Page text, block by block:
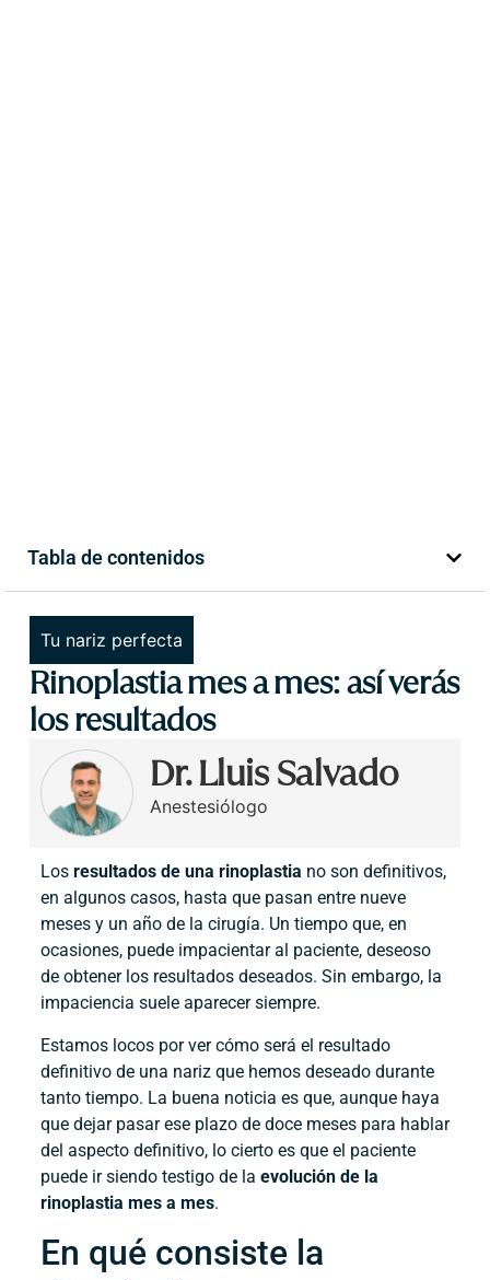
Tabla de contenidos
Tu nariz perfecta
Rinoplastia mes a mes: así verás
los resultados
Dr. Lluis Salvado
Anestesiólogo
Los resultados de una rinoplastia no son definitivos,
en algunos casos, hasta que pasan entre nueve
meses y un año de la cirugía. Un tiempo que, en
ocasiones, puede impacientar al paciente, deseoso
de obtener los resultados deseados. Sin embargo, la
impaciencia suele aparecer siempre.
Estamos locos por ver cómo será el resultado
definitivo de una nariz que hemos deseado durante
tanto tiempo. La buena noticia es que, aunque haya
que dejar pasar ese plazo de doce meses para hablar
del aspecto definitivo, lo cierto es que el paciente
puede ir siendo testigo de la evolución de la
rinoplastia mes a mes.
En qué consiste la